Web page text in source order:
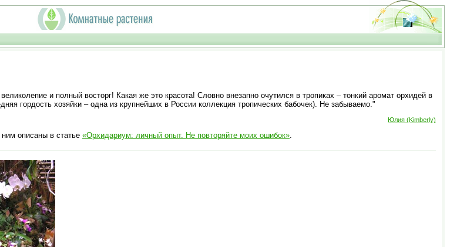
и полный восторг! Какая же это красота! Словно внезапно очутился в тропиках – тонкий аромат орхидей в
гордость хозяйки – одна из крупнейших в России коллекция тропических бабочек). Не забываемо."
Юлия (Kimberly)
описаны в статье «Орхидариум: личный опыт. Не повторяйте моих ошибок».